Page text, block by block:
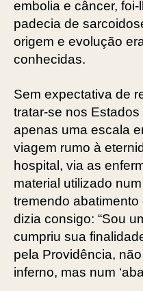
embolia e câncer,
padecia de
origem e evolução
conhecidas.
Sem expectativa de
tratar-se nos
apenas uma escala
viagem rumo à
hospital, via as
material utilizado
tremendo
dizia consigo: “Sou
cumpriu sua
pela Providência,
inferno, mas num